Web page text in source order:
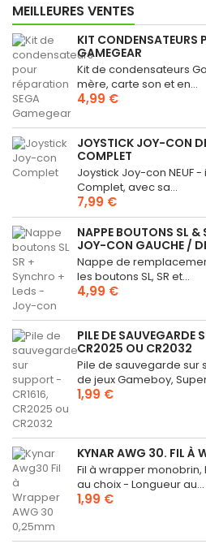
MEILLEURES VENTES
KIT CONDENSATEURS
GAMEGEAR
Kit de condensateurs
mère, carte son et en...
4,99 €
JOYSTICK JOY-CON
COMPLET
Joystick Joy-con NEUF
Complet, avec sa...
7,99 €
NAPPE BOUTONS SL &
JOY-CON GAUCHE /
Nappe de
les boutons SL, SR et...
4,99 €
PILE DE SAUVEGARDE
CR2025 OU CR2032
Pile de sauvegarde sur
de jeux Gameboy,
1,99 €
KYNAR AWG 30. FIL À
Fil à wrapper monobrin,
au choix - Longueur au...
1,99 €